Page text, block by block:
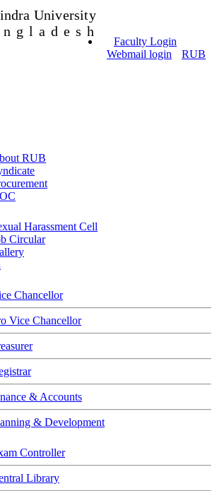
University
Faculty Login
Webmail login
RUB
RUB
Harassment Cell
Circular
Chancellor
Vice Chancellor
& Accounts
& Development
Controller
Library